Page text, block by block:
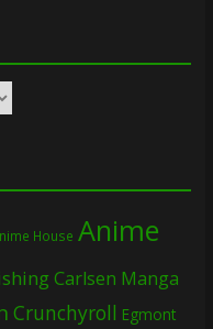
House Anime
Carlsen Manga
Crunchyroll Egmont